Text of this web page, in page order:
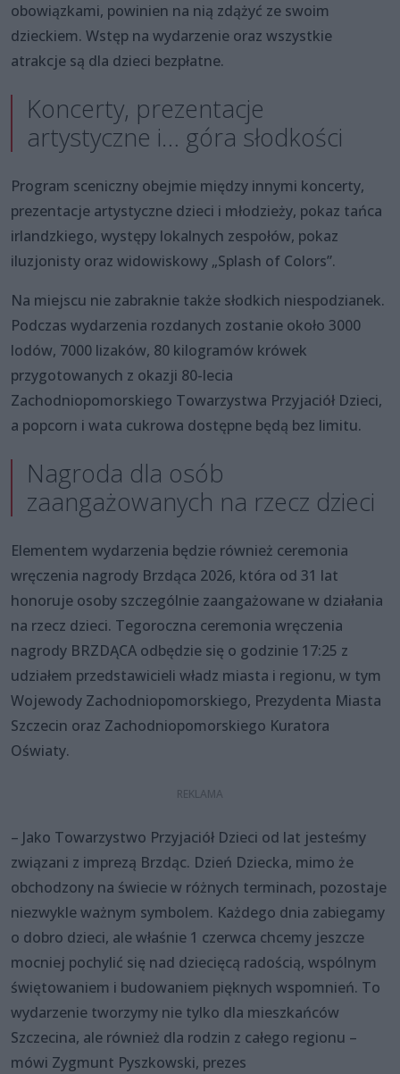
obowiązkami, powinien na nią zdążyć ze swoim
dzieckiem. Wstęp na wydarzenie oraz wszystkie
atrakcje są dla dzieci bezpłatne.
Koncerty, prezentacje
artystyczne i… góra słodkości
Program sceniczny obejmie między innymi koncerty,
prezentacje artystyczne dzieci i młodzieży, pokaz tańca
irlandzkiego, występy lokalnych zespołów, pokaz
iluzjonisty oraz widowiskowy „Splash of Colors”.
Na miejscu nie zabraknie także słodkich niespodzianek.
Podczas wydarzenia rozdanych zostanie około 3000
lodów, 7000 lizaków, 80 kilogramów krówek
przygotowanych z okazji 80-lecia
Zachodniopomorskiego Towarzystwa Przyjaciół Dzieci,
a popcorn i wata cukrowa dostępne będą bez limitu.
Nagroda dla osób
zaangażowanych na rzecz dzieci
Elementem wydarzenia będzie również ceremonia
wręczenia nagrody Brzdąca 2026, która od 31 lat
honoruje osoby szczególnie zaangażowane w działania
na rzecz dzieci. Tegoroczna ceremonia wręczenia
nagrody BRZDĄCA odbędzie się o godzinie 17:25 z
udziałem przedstawicieli władz miasta i regionu, w tym
Wojewody Zachodniopomorskiego, Prezydenta Miasta
Szczecin oraz Zachodniopomorskiego Kuratora
Oświaty.
– Jako Towarzystwo Przyjaciół Dzieci od lat jesteśmy
związani z imprezą Brzdąc. Dzień Dziecka, mimo że
obchodzony na świecie w różnych terminach, pozostaje
niezwykle ważnym symbolem. Każdego dnia zabiegamy
o dobro dzieci, ale właśnie 1 czerwca chcemy jeszcze
mocniej pochylić się nad dziecięcą radością, wspólnym
świętowaniem i budowaniem pięknych wspomnień. To
wydarzenie tworzymy nie tylko dla mieszkańców
Szczecina, ale również dla rodzin z całego regionu –
mówi Zygmunt Pyszkowski, prezes